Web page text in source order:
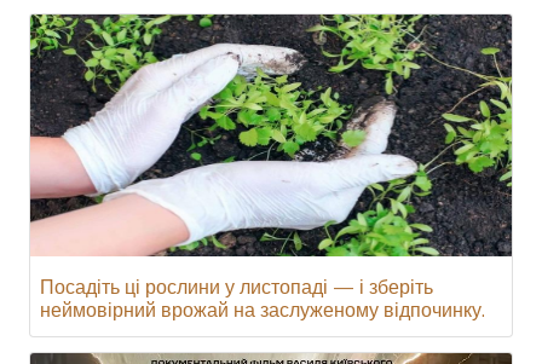
Посадіть ці рослини у листопаді — і зберіть
неймовірний врожай на заслуженому відпочинку.